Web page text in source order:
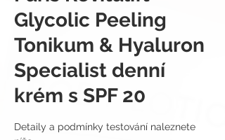
Glycolic Peeling
Tonikum & Hyaluron
Specialist denní
krém s SPF 20
Detaily a podmínky testování naleznete